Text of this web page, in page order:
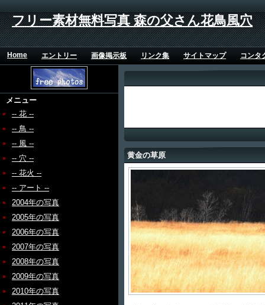
フリー素材無料写真 森の父さん花鳥風穴
Home エントリー 画像掲示板 リンク集 サイトマップ コンタ
メニュー
-- 花 --
-- 鳥 --
-- 風 --
-- 穴 --
-- 花火 --
-- アート --
2004年の写真
2005年の写真
2006年の写真
2007年の写真
2008年の写真
2009年の写真
2010年の写真
黄金の草原